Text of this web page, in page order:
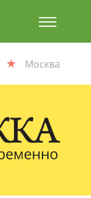
Москва